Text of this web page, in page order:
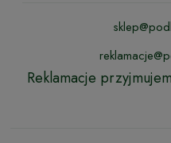
Reklamacje